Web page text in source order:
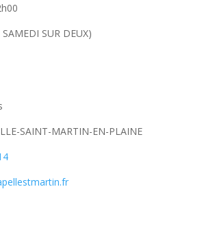
SUR DEUX)
SAINT-MARTIN-EN-PLAINE